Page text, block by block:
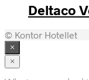
Deltaco
© Kontor Hotellet
×
×